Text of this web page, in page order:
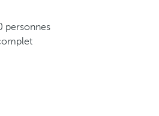
personnes